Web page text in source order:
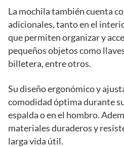
La mochila también cuenta
adicionales, tanto en el
que permiten organizar y
pequeños objetos como
billetera, entre otros.
Su diseño ergonómico y
comodidad óptima durante
espalda o en el hombro.
materiales duraderos y
larga vida útil.